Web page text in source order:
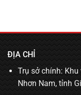
ĐỊA CHỈ
Trụ sở chính:
Nhơn Nam, tỉnh